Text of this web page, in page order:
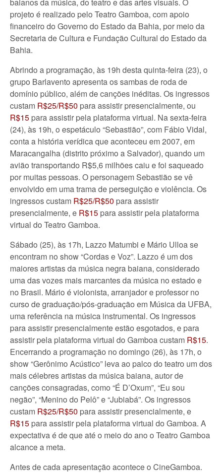
projeto é realizado pelo Teatro Gamboa, com apoio
financeiro do Governo do Estado da Bahia, por meio da
Secretaria de Cultura e Fundação Cultural do Estado da
Bahia.
Abrindo a programação, às 19h desta quinta-feira (23), o
grupo Barlavento apresenta os sambas de roda de
domínio público, além de canções inéditas. Os ingressos
custam R$25/R$50 para assistir presencialmente, ou
R$15 para assistir pela plataforma virtual. Na sexta-feira
(24), às 19h, o espetáculo “Sebastião”, com Fábio Vidal,
conta a história verídica que aconteceu em 2007, em
Maracangalha (distrito próximo a Salvador), quando um
avião transportando R$5,6 milhões caiu e foi saqueado
por muitas pessoas. O personagem Sebastião se vê
envolvido em uma trama de perseguição e violência. Os
ingressos custam R$25/R$50 para assistir
presencialmente, e R$15 para assistir pela plataforma
virtual do Teatro Gamboa.
Sábado (25), às 17h, Lazzo Matumbi e Mário Ulloa se
encontram no show “Cordas e Voz”. Lazzo é um dos
maiores artistas da música negra baiana, considerado
uma das vozes mais marcantes da música no estado e
no Brasil. Mário é violonista, arranjador e professor no
curso de graduação/pós-graduação em Música da UFBA,
uma referência na música instrumental. Os ingressos
para assistir presencialmente estão esgotados, e para
assistir pela plataforma virtual do Gamboa custam R$15.
Encerrando a programação no domingo (26), às 17h, o
show “Gerônimo Acústico” leva ao palco do teatro um dos
mais célebres artistas da música baiana, autor de
canções consagradas, como “É D’Oxum”, “Eu sou
negão”, “Menino do Pelô” e “Jubiabá”. Os ingressos
custam R$25/R$50 para assistir presencialmente, e
R$15 para assistir pela plataforma virtual do Gamboa. A
expectativa é de que até o meio do ano o Teatro Gamboa
alcance a meta.
Antes de cada apresentação acontece o CineGamboa.